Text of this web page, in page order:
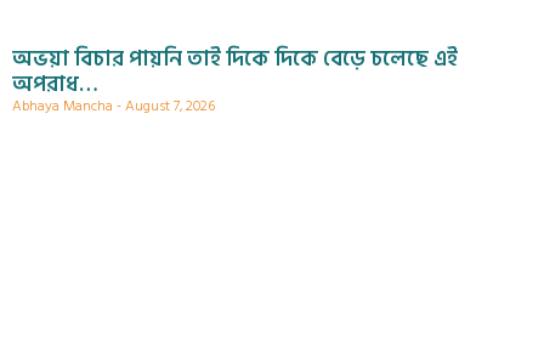
অভয়া বিচার পায়নি তাই দিকে দিকে বেড়ে চলেছে এই
অপরাধ…
Abhaya Mancha August 7, 2026